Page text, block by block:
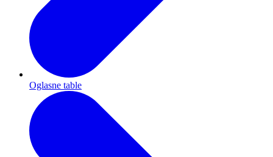
Oglasne table